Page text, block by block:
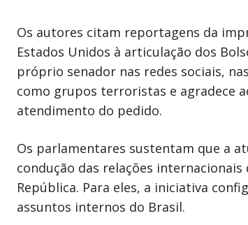
Os autores citam reportagens da
Estados Unidos à articulação dos
próprio senador nas redes sociais,
como grupos terroristas e agradece
atendimento do pedido.
Os parlamentares sustentam que a
condução das relações
República. Para eles, a iniciativa
assuntos internos do Brasil.